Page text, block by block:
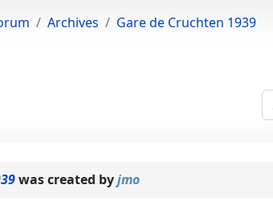
Archives Gare de Cruchten 1939
was created byjmo